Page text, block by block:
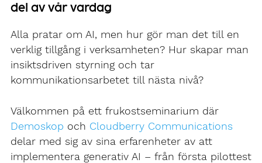
del av vår vardag
Alla pratar om AI, men hur gör man det till en
verklig tillgång i verksamheten? Hur skapar man
insiktsdriven styrning och tar
kommunikationsarbetet till nästa nivå?
Välkommen på ett frukostseminarium där
Demoskop och Cloudberry Communications
delar med sig av sina erfarenheter av att
implementera generativ AI – från första pilottest